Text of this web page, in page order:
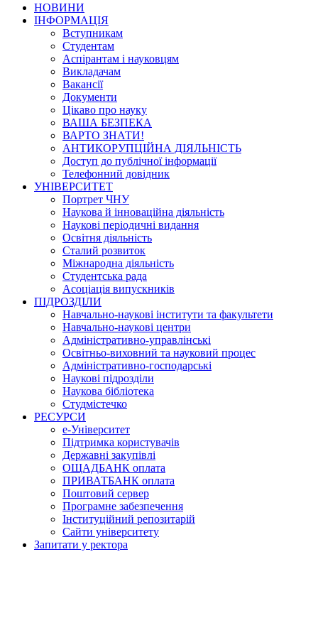
НОВИНИ
ІНФОРМАЦІЯ
Вступникам
Студентам
Аспірантам і науковцям
Викладачам
Вакансії
Документи
Цікаво про науку
ВАША БЕЗПЕКА
ВАРТО ЗНАТИ!
АНТИКОРУПЦІЙНА ДІЯЛЬНІСТЬ
Доступ до публічної інформації
Телефонний довідник
УНІВЕРСИТЕТ
Портрет ЧНУ
Наукова й інноваційна діяльність
Наукові періодичні видання
Освітня діяльність
Сталий розвиток
Міжнародна діяльність
Студентська рада
Асоціація випускників
ПІДРОЗДІЛИ
Навчально-наукові інститути та факультети
Навчально-наукові центри
Адміністративно-управлінські
Освітньо-виховний та науковий процес
Адміністративно-господарські
Наукові підрозділи
Наукова бібліотека
Студмістечко
РЕСУРСИ
е-Університет
Підтримка користувачів
Державні закупівлі
ОЩАДБАНК оплата
ПРИВАТБАНК оплата
Поштовий сервер
Програмне забезпечення
Інституційний репозитарій
Сайти університету
Запитати у ректора